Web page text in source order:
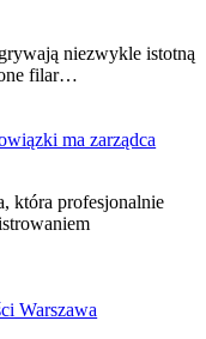
niezwykle istotną
filar…
ma zarządca
która profesjonalnie
Warszawa